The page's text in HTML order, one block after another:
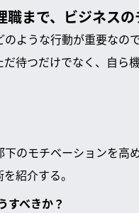
職まで、ビジネス
ような行動が重要なの
待つだけでなく、自ら
のモチベーションを高
紹介する。
すべきか？